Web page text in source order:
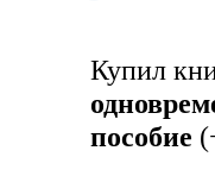
Купил
пособие